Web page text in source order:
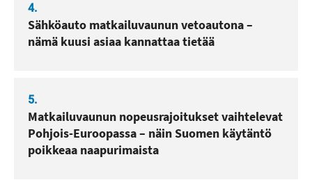
4.
Sähköauto matkailuvaunun vetoautona –
nämä kuusi asiaa kannattaa tietää
5.
Matkailuvaunun nopeusrajoitukset vaihtelevat
Pohjois-Euroopassa – näin Suomen käytäntö
poikkeaa naapurimaista